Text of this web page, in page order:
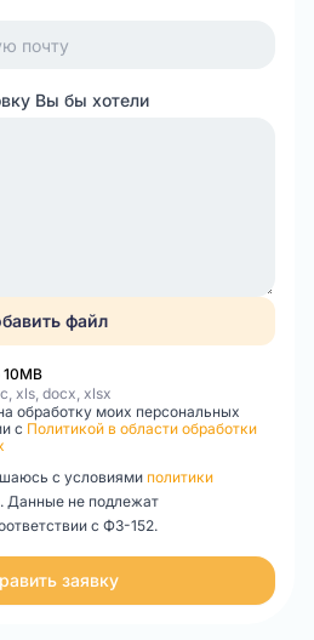
Вы бы хотели
файл
10MB
xls, docx, xlsx
обработку моих персональных
с Политикой в области обработки
с условиями политики
. Данные не подлежат
с ФЗ-152.
заявку